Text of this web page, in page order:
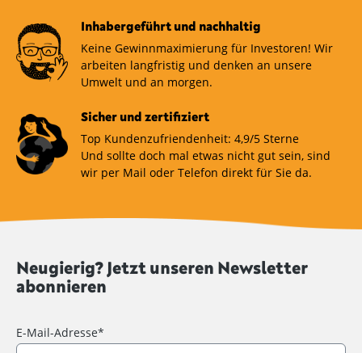
Inhabergeführt und nachhaltig
Keine Gewinnmaximierung für Investoren! Wir
arbeiten langfristig und denken an unsere
Umwelt und an morgen.
Sicher und zertifiziert
Top Kundenzufriendenheit: 4,9/5 Sterne
Und sollte doch mal etwas nicht gut sein, sind
wir per Mail oder Telefon direkt für Sie da.
Neugierig? Jetzt unseren Newsletter
abonnieren
E-Mail-Adresse*